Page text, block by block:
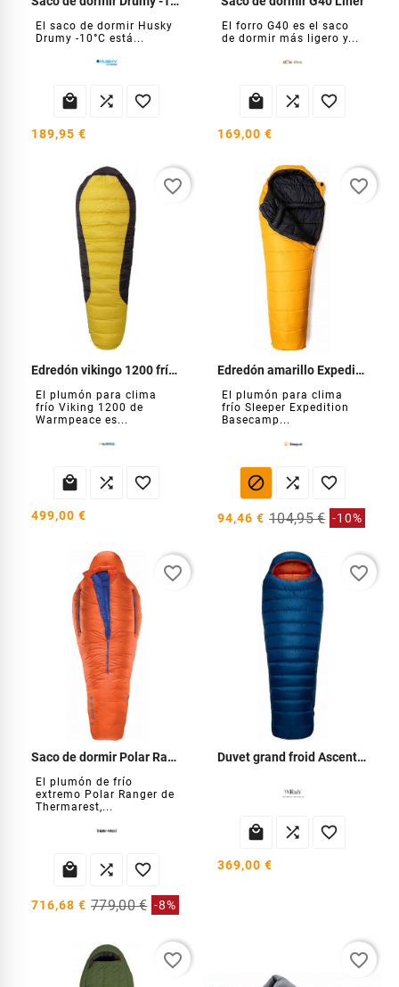
El saco de dormir Husky
Drumy -10°C está...
  
189,95 €
El forro G40 es el saco
de dormir más ligero y...
  
169,00 €
Edredón vikingo 1200 frío extremo
El plumón para clima
frío Viking 1200 de
Warmpeace es...
  
499,00 €
favorite_border
Edredón amarillo Expedition frío extremo
El plumón para clima
frío Sleeper Expedition
Basecamp...
  
94,46 € 104,95 € -10%
favorite_border
Saco de dormir Polar Ranger -30°C
El plumón de frío
extremo Polar Ranger de
Thermarest,...
  
716,68 € 779,00 € -8%
favorite_border
Duvet grand froid Ascent 700
  
369,00 €
favorite_border
favorite_border favorite_border